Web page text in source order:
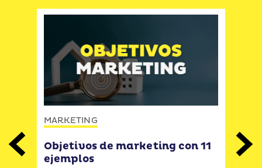
Previous
MARKETING
Objetivos de marketing con 11
ejemplos
Next